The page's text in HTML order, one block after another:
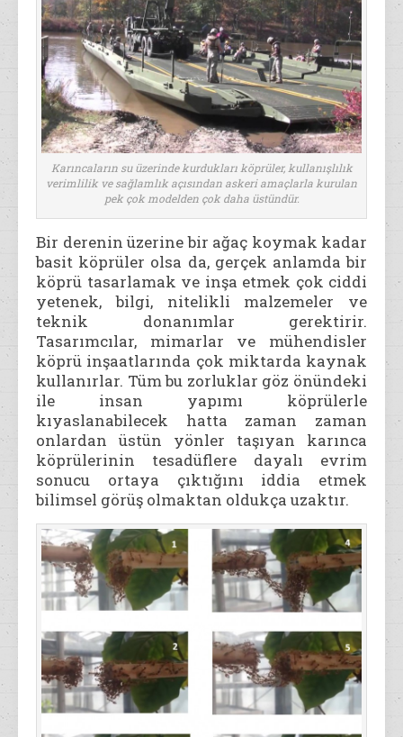
Karıncaların su üzerinde kurdukları köprüler, kullanışlılık
verimlilik ve sağlamlık açısından askeri amaçlarla kurulan
pek çok modelden çok daha üstündür.
Bir derenin üzerine bir ağaç koymak kadar
basit köprüler olsa da, gerçek anlamda bir
köprü tasarlamak ve inşa etmek çok ciddi
yetenek, bilgi, nitelikli malzemeler ve
teknik donanımlar gerektirir.
Tasarımcılar, mimarlar ve mühendisler
köprü inşaatlarında çok miktarda kaynak
kullanırlar. Tüm bu zorluklar göz önündeki
ile insan yapımı köprülerle
kıyaslanabilecek hatta zaman zaman
onlardan üstün yönler taşıyan karınca
köprülerinin tesadüflere dayalı evrim
sonucu ortaya çıktığını iddia etmek
bilimsel görüş olmaktan oldukça uzaktır.